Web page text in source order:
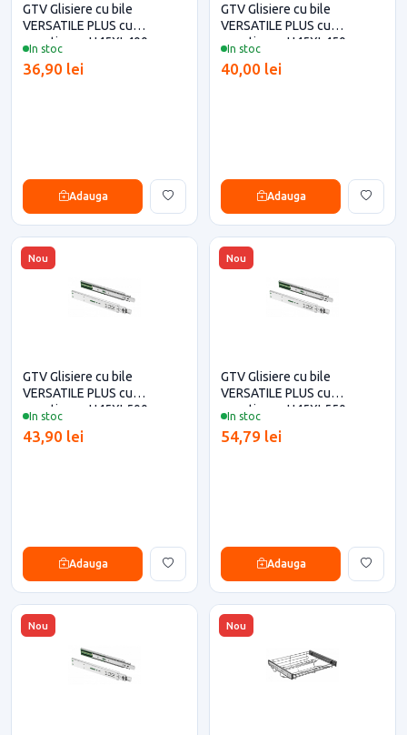
In stoc
GTV Glisiere cu bile
VERSATILE PLUS cu
amortizare, H45XL400 mm
36,90 lei
Adauga
In stoc
GTV Glisiere cu bile
VERSATILE PLUS cu
amortizare ,H45XL450 mm
40,00 lei
Adauga
Nou
In stoc
GTV Glisiere cu bile
VERSATILE PLUS cu
amortizare, H45XL500 mm
43,90 lei
Adauga
Nou
In stoc
GTV Glisiere cu bile
VERSATILE PLUS cu
amortizare, H45XL550 mm
54,79 lei
Adauga
Nou Nou